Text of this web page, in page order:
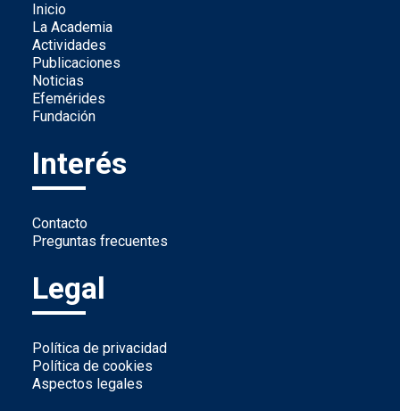
Inicio
La Academia
Actividades
Publicaciones
Noticias
Efemérides
Fundación
Interés
Contacto
Preguntas frecuentes
Legal
Política de privacidad
Política de cookies
Aspectos legales